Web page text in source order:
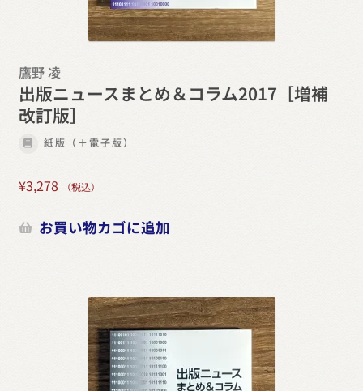
鷹野 凌
出版ニュースまとめ＆コラム2017［増補
改訂版］
紙版（＋電子版）
¥3,278 （税込）
お買い物カゴに追加